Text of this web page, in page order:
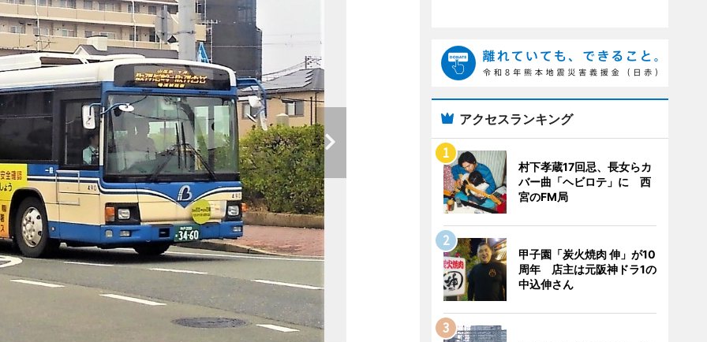
アクセスランキング
村下孝蔵17回忌、長女らカ
バー曲「ヘビロテ」に 西
宮のFM局
甲子園「炭火焼肉 伸」が10
周年 店主は元阪神ドラ1の
中込伸さん